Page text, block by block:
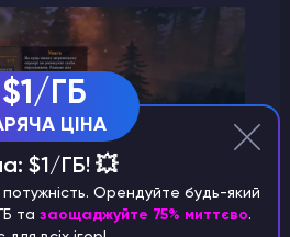
$1/ГБ
ЦІНА
$1/ГБ! 💥
Орендуйте будь-який
та заощаджуйте 75% миттєво.